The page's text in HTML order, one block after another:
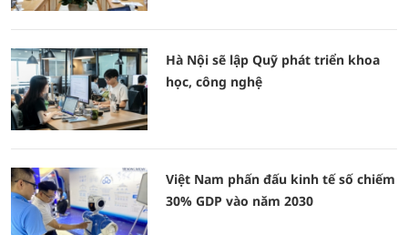
Hà Nội sẽ lập Quỹ phát triển khoa
học, công nghệ
Việt Nam phấn đấu kinh tế số chiếm
30% GDP vào năm 2030